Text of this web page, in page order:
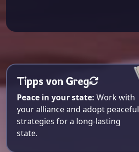
Tipps von Greg
Peace in your state: Work with
your alliance and adopt peaceful
strategies for a long-lasting
state.